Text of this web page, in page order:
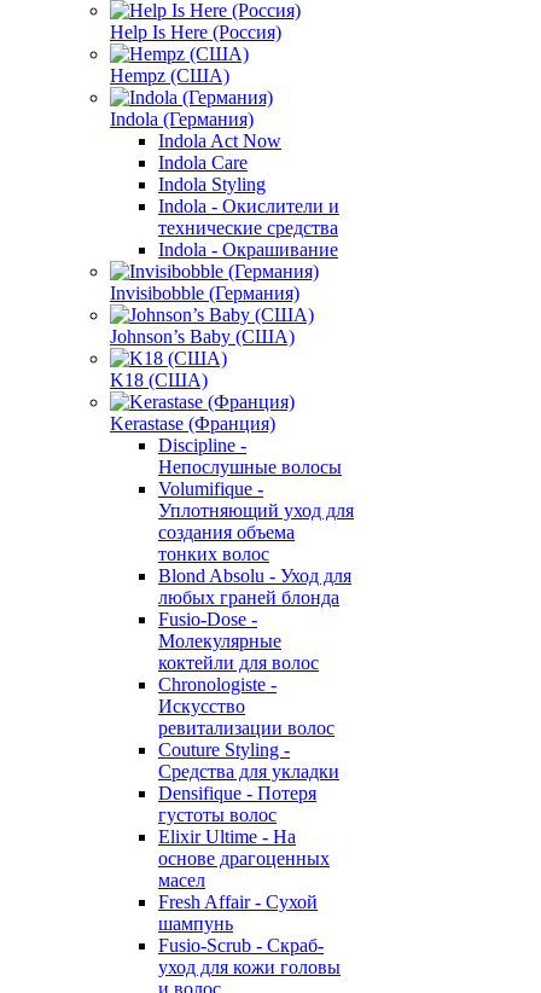
Help Is Here (Россия)
Hempz (США)
Indola (Германия)
Indola Act Now
Indola Care
Indola Styling
Indola - Окислители и
технические средства
Indola - Окрашивание
Invisibobble (Германия)
Johnson’s Baby (США)
K18 (США)
Kerastase (Франция)
Discipline -
Непослушные волосы
Volumifique -
Уплотняющий уход для
создания объема
тонких волос
Blond Absolu - Уход для
любых граней блонда
Fusio-Dose -
Молекулярные
коктейли для волос
Chronologiste -
Искусство
ревитализации волос
Couture Styling -
Средства для укладки
Densifique - Потеря
густоты волос
Elixir Ultime - На
основе драгоценных
масел
Fresh Affair - Сухой
шампунь
Fusio-Scrub - Скраб-
уход для кожи головы
и волос